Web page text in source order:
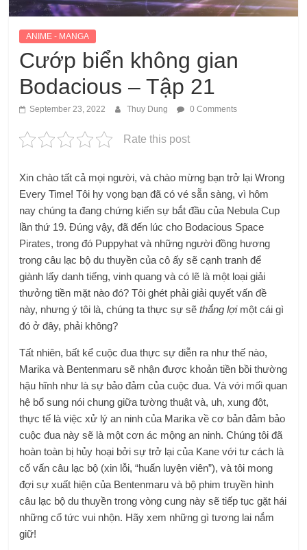
ANIME - MANGA
Cướp biển không gian
Bodacious – Tập 21
September 23, 2022 Thuy Dung 0 Comments
Rate this post
Xin chào tất cả mọi người, và chào mừng bạn trở lại Wrong
Every Time! Tôi hy vọng bạn đã có vé sẵn sàng, vì hôm
nay chúng ta đang chứng kiến ​​sự bắt đầu của Nebula Cup
lần thứ 19. Đúng vậy, đã đến lúc cho Bodacious Space
Pirates, trong đó Puppyhat và những người đồng hương
trong câu lạc bộ du thuyền của cô ấy sẽ cạnh tranh để
giành lấy danh tiếng, vinh quang và có lẽ là một loại giải
thưởng tiền mặt nào đó? Tôi ghét phải giải quyết vấn đề
này, nhưng ý tôi là, chúng ta thực sự sẽthắng lợimột cái gì
đó ở đây, phải không?
Tất nhiên, bất kể cuộc đua thực sự diễn ra như thế nào,
Marika và Bentenmaru sẽ nhận được khoản tiền bồi thường
hậu hĩnh như là sự bảo đảm của cuộc đua. Và với mối quan
hệ bổ sung nói chung giữa tường thuật và, uh, xung đột,
thực tế là việc xử lý an ninh của Marika về cơ bản đảm bảo
cuộc đua này sẽ là một cơn ác mộng an ninh. Chúng tôi đã
hoàn toàn bị hủy hoại bởi sự trở lại của Kane với tư cách là
cố vấn câu lạc bộ (xin lỗi, “huấn luyện viên”), và tôi mong
đợi sự xuất hiện của Bentenmaru và bộ phim truyền hình
câu lạc bộ du thuyền trong vòng cung này sẽ tiếp tục gặt hái
những cổ tức vui nhộn. Hãy xem những gì tương lai nắm
giữ!